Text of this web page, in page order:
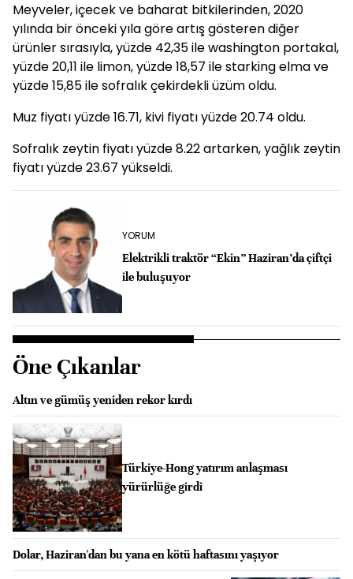
Meyveler, içecek ve baharat bitkilerinden, 2020
yılında bir önceki yıla göre artış gösteren diğer
ürünler sırasıyla, yüzde 42,35 ile washington portakal,
yüzde 20,11 ile limon, yüzde 18,57 ile starking elma ve
yüzde 15,85 ile sofralık çekirdekli üzüm oldu.
Muz fiyatı yüzde 16.71, kivi fiyatı yüzde 20.74 oldu.
Sofralık zeytin fiyatı yüzde 8.22 artarken, yağlık zeytin
fiyatı yüzde 23.67 yükseldi.
YORUM
Elektrikli traktör “Ekin” Haziran’da çiftçi
ile buluşuyor
Öne Çıkanlar
Altın ve gümüş yeniden rekor kırdı
Türkiye-Hong yatırım anlaşması
yürürlüğe girdi
Dolar, Haziran'dan bu yana en kötü haftasını yaşıyor